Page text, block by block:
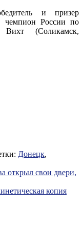
и призер
чемпион России по
Вихт (Соликамск,
Донецк,
открыл свои двери,
копия